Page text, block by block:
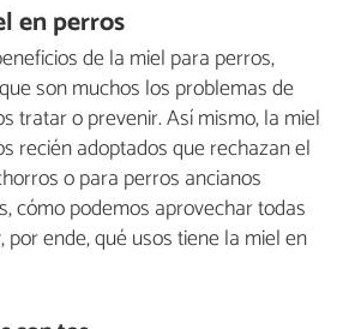
en perros
de la miel para perros,
son muchos los problemas de
tratar o prevenir. Así mismo, la miel
recién adoptados que rechazan el
o para perros ancianos
cómo podemos aprovechar todas
por ende, qué usos tiene la miel en